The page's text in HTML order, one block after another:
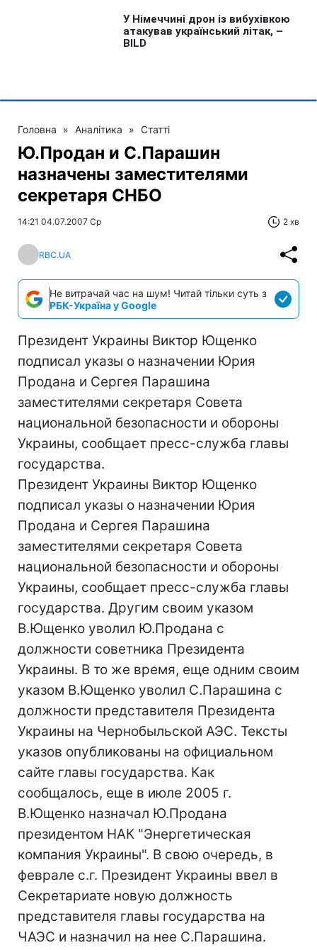
Головна » Аналітика » Статті
Ю.Продан и С.Парашин
назначены заместителями
секретаря СНБО
14:21 04.07.2007 Ср 2 хв
RBC.UA
Не витрачай час на шум! Читай тільки суть з
РБК-Україна у Google
Президент Украины Виктор Ющенко
подписал указы о назначении Юрия
Продана и Сергея Парашина
заместителями секретаря Совета
национальной безопасности и обороны
Украины, сообщает пресс-служба главы
государства.
Президент Украины Виктор Ющенко
подписал указы о назначении Юрия
Продана и Сергея Парашина
заместителями секретаря Совета
национальной безопасности и обороны
Украины, сообщает пресс-служба главы
государства. Другим своим указом
В.Ющенко уволил Ю.Продана с
должности советника Президента
Украины. В то же время, еще одним своим
указом В.Ющенко уволил С.Парашина с
должности представителя Президента
Украины на Чернобыльской АЭС. Тексты
указов опубликованы на официальном
сайте главы государства. Как
сообщалось, еще в июле 2005 г.
В.Ющенко назначал Ю.Продана
президентом НАК "Энергетическая
компания Украины". В свою очередь, в
феврале с.г. Президент Украины ввел в
Секретариате новую должность
представителя главы государства на
ЧАЭС и назначил на нее С.Парашина.